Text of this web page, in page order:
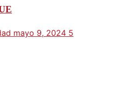
mayo 9, 2024 5